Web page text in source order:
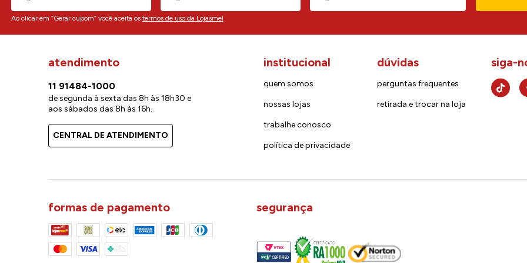
Ao clicar em “Gerar cupom” você aceita os termos de uso da Lojasmel
atendimento
11 91484-1000
de segunda à sexta das 8h às 18h30 e
aos sábados das 8h às 16h.
CENTRAL DE ATENDIMENTO
institucional
quem somos
nossas lojas
trabalhe conosco
política de privacidade
dúvidas
perguntas frequentes
retirada e trocar na loja
siga-
formas de pagamento segurança